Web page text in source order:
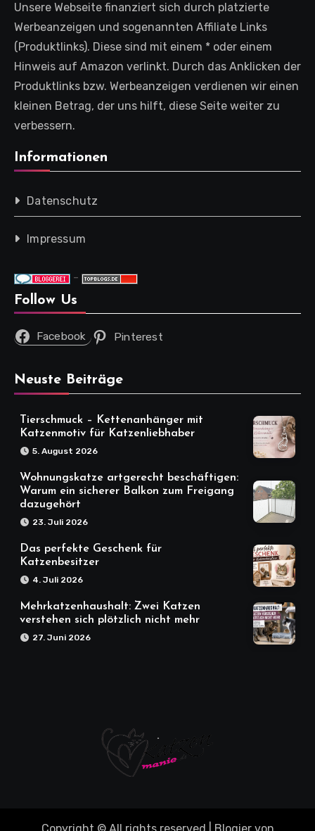
Unsere Webseite finanziert sich durch platzierte
Werbeanzeigen und sogenannten Affiliate Links
(Produktlinks). Diese sind mit einem * oder einem
Hinweis auf Amazon verlinkt. Durch das Anklicken der
Produktlinks bzw. Werbeanzeigen verdienen wir einen
kleinen Betrag, der uns hilft, diese Seite weiter zu
verbessern.
Informationen
Datenschutz
Impressum
-
Follow Us
Facebook Pinterest
Neuste Beiträge
Tierschmuck – Kettenanhänger mit
Katzenmotiv für Katzenliebhaber
5. August 2026
Wohnungskatze artgerecht beschäftigen:
Warum ein sicherer Balkon zum Freigang
dazugehört
23. Juli 2026
Das perfekte Geschenk für
Katzenbesitzer
4. Juli 2026
Mehrkatzenhaushalt: Zwei Katzen
verstehen sich plötzlich nicht mehr
27. Juni 2026